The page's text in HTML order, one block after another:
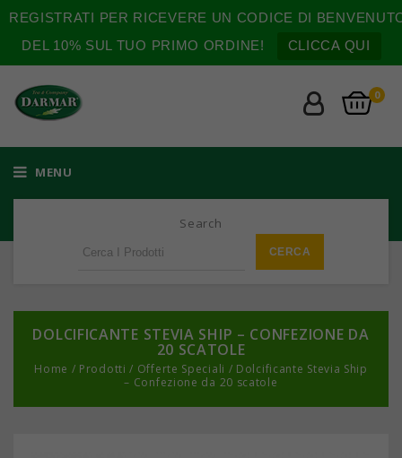
REGISTRATI PER RICEVERE UN CODICE DI
DEL 10% SUL TUO PRIMO ORDINE!
CLICCA QUI
0
MENU
Search
DOLCIFICANTE STEVIA SHIP – CONFEZIONE DA
20 SCATOLE
Home / Prodotti / Offerte Speciali / Dolcificante Stevia Ship
– Confezione da 20 scatole